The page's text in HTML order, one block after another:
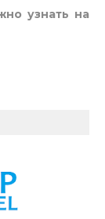
узнать на